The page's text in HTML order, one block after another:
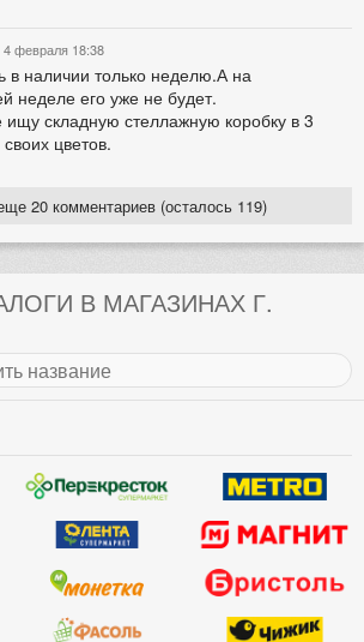
4 февраля 18:38
в наличии только неделю.А на
неделе его уже не будет.
складную стеллажную коробку в 3
цветов.
20 комментариев (осталось 119)
В МАГАЗИНАХ Г.